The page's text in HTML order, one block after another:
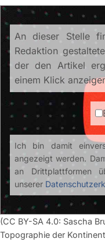
An dieser Stelle
Redaktion
der den Artikel
einem Klick
Ich bin damit
angezeigt werden.
an Drittplattformen
unserer
(CC BY-SA 4.0: Sascha
Topographie der